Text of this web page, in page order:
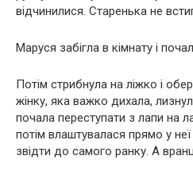
відчинилися. Старенька не
Маруся забігла в кімнату і
Потім стрибнула на ліжко і
жінку, яка важко дихала,
почала переступати з лапи на
потім влаштувалася прямо у
звідти до самого ранку. А